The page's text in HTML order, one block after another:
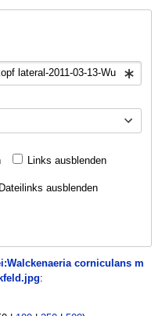
Links ausblenden
Dateilinks ausblenden
corniculans m
: